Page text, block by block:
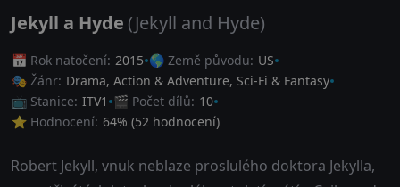
Jekyll a Hyde (Jekyll and Hyde)
📅 Rok natočení: 2015 🌎 Země původu: US
🎭 Žánr: Drama, Action & Adventure, Sci-Fi & Fantasy
📺 Stanice: ITV1 🎬 Počet dílů: 10
⭐ Hodnocení: 64% (52 hodnocení)
Robert Jekyll, vnuk neblaze proslulého doktora Jekylla,